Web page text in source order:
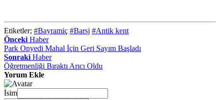
Etiketler; #Bayramiç #Barsj #Antik kent
Önceki Haber
Park Onyedi Mahal İçin Geri Sayım Başladı
Sonraki Haber
Öğretmenliği Bıraktı Arıcı Oldu
Yorum Ekle
İsim